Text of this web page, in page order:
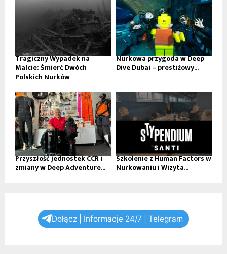
Tragiczny Wypadek na
Malcie: Śmierć Dwóch
Polskich Nurków
Nurkowa przygoda w Deep
Dive Dubai – prestiżowy...
Przyszłość jednostek CCR i
zmiany w Deep Adventure...
Szkolenie z Human Factors w
Nurkowaniu i Wizyta...
Dołącz | Informacje 24/7 | Telegram